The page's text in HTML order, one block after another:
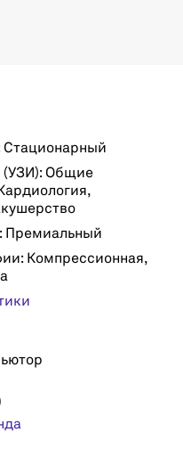
Стационарный
(УЗИ): Общие
Премиальный
Компрессионная,